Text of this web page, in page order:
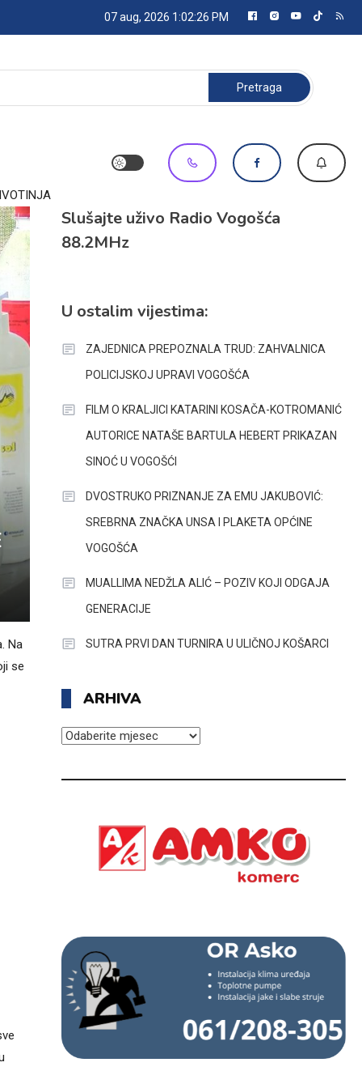
07 aug, 2026 1:02:27 PM
Pretraga:
Na
se
Slušajte uživo Radio Vogošća
88.2MHz
U ostalim vijestima:
ZAJEDNICA PREPOZNALA TRUD: ZAHVALNICA
POLICIJSKOJ UPRAVI VOGOŠĆA
FILM O KRALJICI KATARINI KOSAČA-KOTROMANIĆ
AUTORICE NATAŠE BARTULA HEBERT PRIKAZAN
SINOĆ U VOGOŠĆI
DVOSTRUKO PRIZNANJE ZA EMU JAKUBOVIĆ:
SREBRNA ZNAČKA UNSA I PLAKETA OPĆINE
VOGOŠĆA
MUALLIMA NEDŽLA ALIĆ – POZIV KOJI ODGAJA
GENERACIJE
SUTRA PRVI DAN TURNIRA U ULIČNOJ KOŠARCI
ARHIVA
ARHIVA